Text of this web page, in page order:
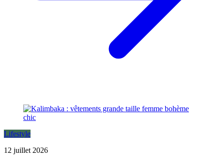
Lifestyle
12 juillet 2026